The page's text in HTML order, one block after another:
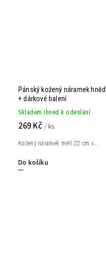
Pánský kožený náramek
+ dárkové balení
Skladem ihned k odeslání
269 Kč / ks
Do košíku
Kožený náramek měří 22 cm v...